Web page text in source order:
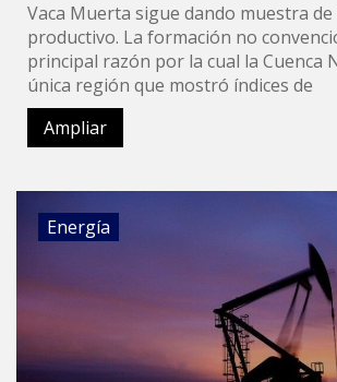
Vaca Muerta sigue dando muestra
productivo. La formación no
principal razón por la cual la Cuenca
única región que mostró índices de
Ampliar
Energía